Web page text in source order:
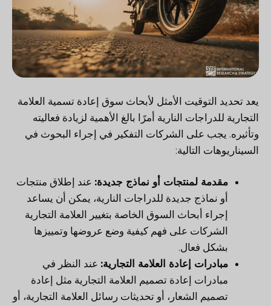
يعد تحديد التوقيت الأمثل لأبحاث سوق إعادة تسمية العلامة
التجارية للدراجات النارية أمرًا بالغ الأهمية لزيادة فعاليته
وتأثيره. يجب على الشركات التفكير في إجراء البحوث في
السيناريوهات التالية:
مقدمة لمنتجات أو نماذج جديدة: عند إطلاق منتجات
أو نماذج جديدة للدراجات النارية، يمكن أن يساعد
إجراء أبحاث السوق الخاصة بتغيير العلامة التجارية
الشركات على فهم كيفية وضع عروضها وتمييزها
بشكل فعال.
مبادرات إعادة العلامة التجارية: عند النظر في
مبادرات إعادة تصميم العلامة التجارية مثل إعادة
تصميم الشعار، أو تحديثات رسائل العلامة التجارية، أو